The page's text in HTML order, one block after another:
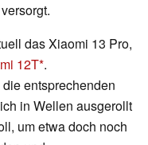
das Xiaomi 13 Pro,
12T .
entsprechenden
in Wellen ausgerollt
um etwa doch noch